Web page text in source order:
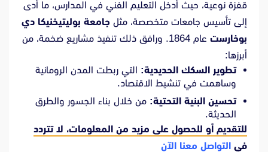
قفزة نوعية، حيث أُدخل التعليم الفني في المدارس، ما أدى
إلى تأسيس جامعات متخصصة، مثل جامعة بوليتيخنيكا دي
بوخارست
عام 1864. ورافق ذلك تنفيذ مشاريع ضخمة، من
أبرزها:
تطوير السكك الحديدية: التي ربطت المدن الرومانية
وساهمت في تنشيط الاقتصاد.
تحسين البنية التحتية: من خلال بناء الجسور والطرق
الحديثة.
للتقديم أو للحصول على مزيد من المعلومات، لا تتردد
في التواصل معنا الآن